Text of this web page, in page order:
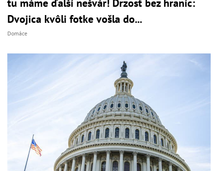
tu máme ďalší nešvár! Drzosť bez hraníc:
Dvojica kvôli fotke vošla do...
Domáce